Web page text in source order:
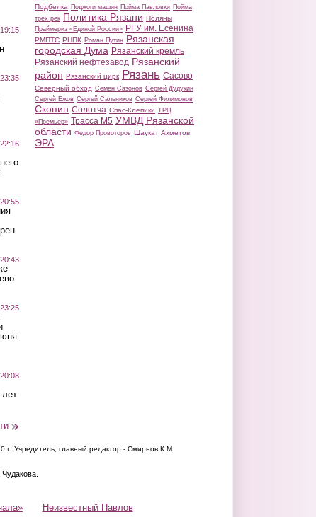
Подбелка Поджоги машин Пойма Павловки Пойма
трех рек Политика Рязани Поляны
Праймериз «Единой России» РГУ им. Есенина
РМПТС РНПК Роман Путин Рязанская
городская Дума Рязанский кремль
Рязанский нефтезавод Рязанский
район Рязанский цирк Рязань Сасово
Северный обход Семен Сазонов Сергей Дудукин
Сергей Ежов Сергей Сальников Сергей Филимонов
Скопин Солотча Спас-Клепики ТРЦ
«Премьер» Трасса М5 УМВД Рязанской
области Федор Провоторов Шаукат Ахметов
ЭРА
г. Учредитель, главный редактор - Смирнов К.М.
Неизвестный Павлов